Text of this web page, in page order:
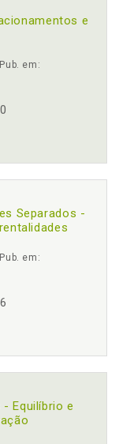
e
em:
Separados -
em:
Equilíbrio e